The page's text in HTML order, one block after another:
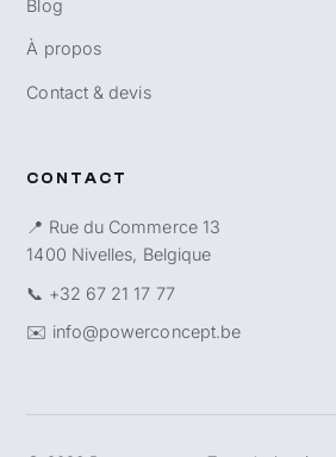
Blog
À propos
Contact & devis
CONTACT
📍 Rue du Commerce 13
1400 Nivelles, Belgique
📞 +32 67 21 17 77
✉️ info@powerconcept.be